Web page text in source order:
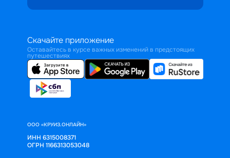
Скачайте приложение
Оставайтесь в курсе важных изменений в предстоящих
путешествиях
ООО «КРУИЗ.ОНЛАЙН»
ИНН 6315008371
ОГРН 1166313053048